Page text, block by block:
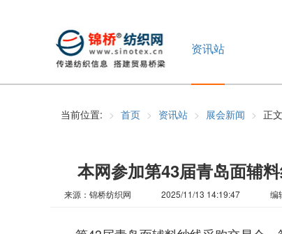
资讯站
当前位置: 首页 资讯站 展会新闻 正文
本网参加第43届青岛面辅
来源：锦桥纺织网 2025/11/13 14:19:47 编